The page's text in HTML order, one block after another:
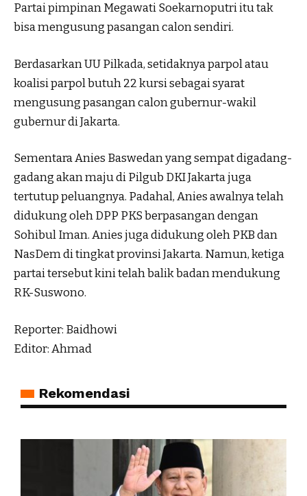
Partai pimpinan Megawati Soekarnoputri itu tak
bisa mengusung pasangan calon sendiri.
Berdasarkan UU Pilkada, setidaknya parpol atau
koalisi parpol butuh 22 kursi sebagai syarat
mengusung pasangan calon gubernur-wakil
gubernur di Jakarta.
Sementara Anies Baswedan yang sempat digadang-
gadang akan maju di Pilgub DKI Jakarta juga
tertutup peluangnya. Padahal, Anies awalnya telah
didukung oleh DPP PKS berpasangan dengan
Sohibul Iman. Anies juga didukung oleh PKB dan
NasDem di tingkat provinsi Jakarta. Namun, ketiga
partai tersebut kini telah balik badan mendukung
RK-Suswono.
Reporter: Baidhowi
Editor: Ahmad
Rekomendasi